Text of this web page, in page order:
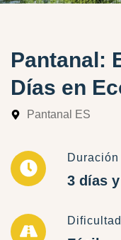
Pantanal:
Días en
Pantanal ES
Duración
3 días
Dificultad